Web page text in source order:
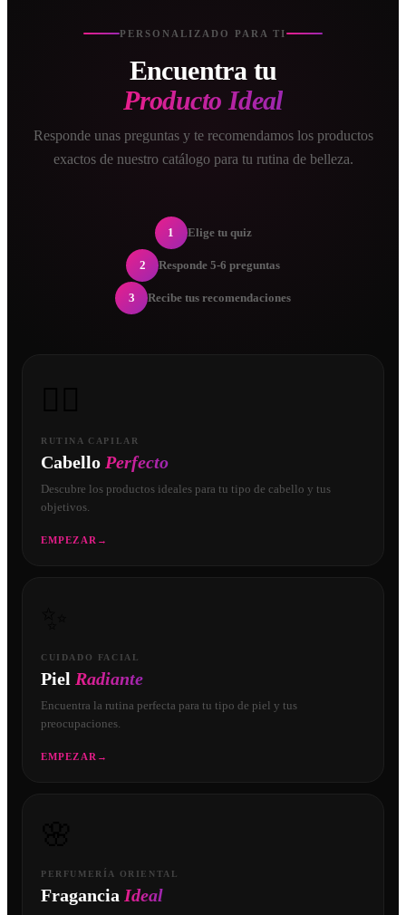
PERSONALIZADO PARA TI
Encuentra tu
Producto Ideal
Responde unas preguntas y te recomendamos los productos
exactos de nuestro catálogo para tu rutina de belleza.
1 Elige tu quiz
2 Responde 5-6 preguntas
3 Recibe tus recomendaciones
RUTINA CAPILAR
Cabello Perfecto
Descubre los productos ideales para tu tipo de cabello y tus
objetivos.
EMPEZAR →
CUIDADO FACIAL
Piel Radiante
Encuentra la rutina perfecta para tu tipo de piel y tus
preocupaciones.
EMPEZAR →
PERFUMERÍA ORIENTAL
Fragancia Ideal